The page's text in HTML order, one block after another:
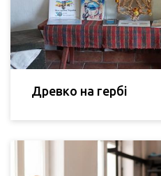
Древко на гербі